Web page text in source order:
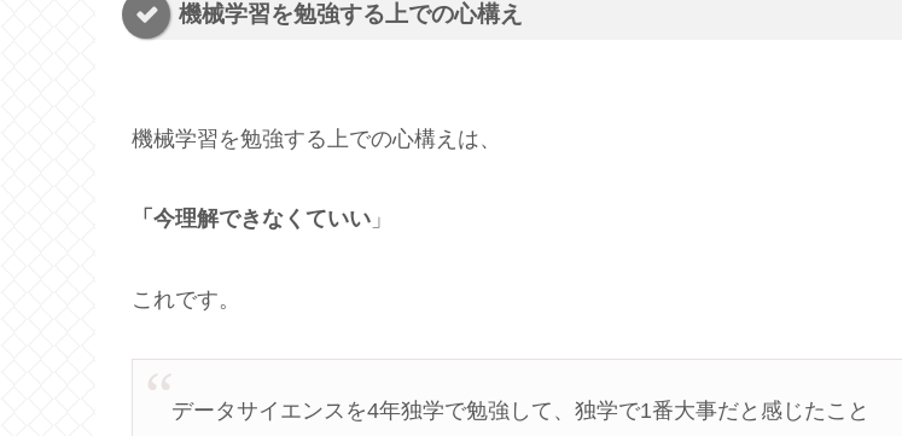
機械学習を勉強する上での心構え
機械学習を勉強する上での心構えは、
「今理解できなくていい 」
これです。
データサイエンスを4年独学で勉強して、独学で1番大事だと感じたこと